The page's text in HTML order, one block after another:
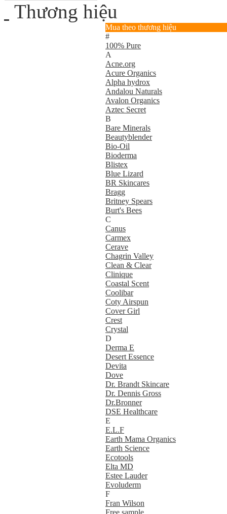
Thương hiệu
Mua theo thương hiệu
#
100% Pure
A
Acne.org
Acure Organics
Alpha hydrox
Andalou Naturals
Avalon Organics
Aztec Secret
B
Bare Minerals
Beautyblender
Bio-Oil
Bioderma
Blistex
Blue Lizard
BR Skincares
Bragg
Britney Spears
Burt's Bees
C
Canus
Carmex
Cerave
Chagrin Valley
Clean & Clear
Clinique
Coastal Scent
Coolibar
Coty Airspun
Cover Girl
Crest
Crystal
D
Derma E
Desert Essence
Devita
Dove
Dr. Brandt Skincare
Dr. Dennis Gross
Dr.Bronner
DSE Healthcare
E
E.L.F
Earth Mama Organics
Earth Science
Ecotools
Elta MD
Estee Lauder
Evoluderm
F
Fran Wilson
Free sample